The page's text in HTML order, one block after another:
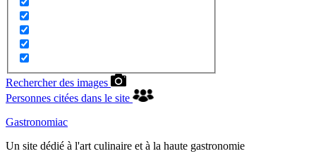
Rechercher des images
Personnes citées dans le site
Gastronomiac
Un site dédié à l'art culinaire et à la haute gastronomie